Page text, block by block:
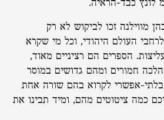
לונץ כבד-הראיה.
מווילנה זכו לביקוש לא רק
העולם היהודי, וכל מי שקרא
הספרים הם רציניים מאוד,
הלכה חמורים ומהם גדושים במוסר
בלתי-אפשרי לקרוא בהם שורה אחת
כמה ציטוטים מהם, ומיד תבינו את